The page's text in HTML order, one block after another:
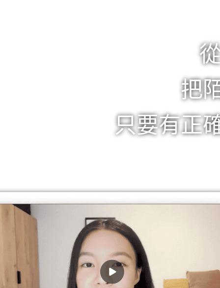
把
只要有正